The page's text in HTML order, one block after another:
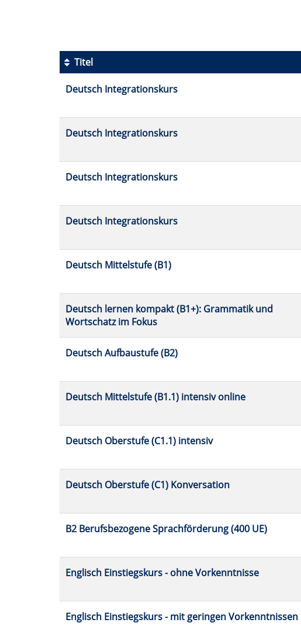
Tabellenüberschriften
sortiert
werden.
Titel
Deutsch Integrationskurs
Deutsch Integrationskurs
Deutsch Integrationskurs
Deutsch Integrationskurs
Deutsch Mittelstufe (B1)
Deutsch lernen kompakt (B1+): Grammatik und
Wortschatz im Fokus
Deutsch Aufbaustufe (B2)
Deutsch Mittelstufe (B1.1) intensiv online
Deutsch Oberstufe (C1.1) intensiv
Deutsch Oberstufe (C1) Konversation
B2 Berufsbezogene Sprachförderung (400 UE)
Englisch Einstiegskurs - ohne Vorkenntnisse
Englisch Einstiegskurs - mit geringen Vorkenntnissen